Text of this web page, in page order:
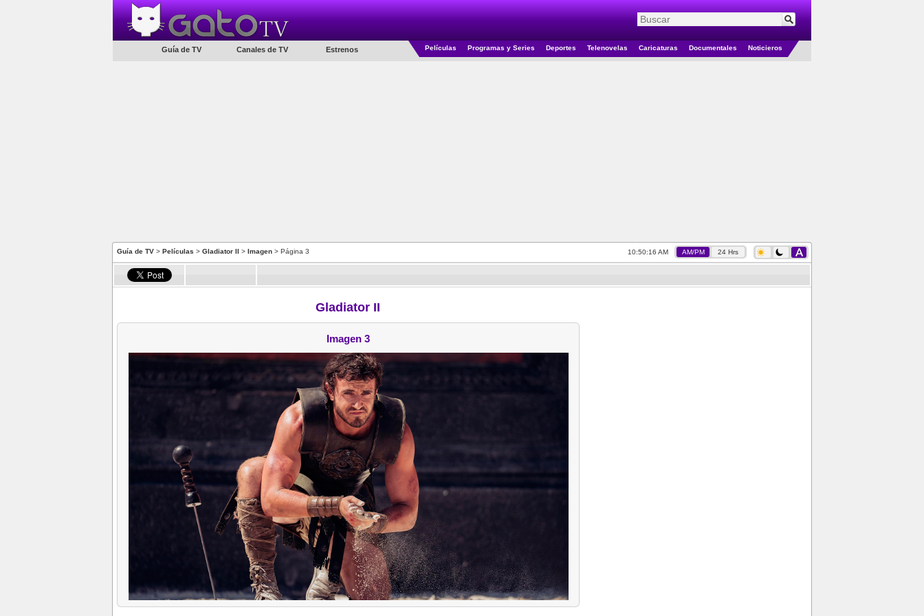
Guía de TV Canales de TV Estrenos Películas Programas y Series Deportes Telenovelas Caricaturas Documentales Noticieros
Guía de TV > Películas > Gladiator II > Imagen > Página 3 10:50:16 AM AM/PM 24 Hrs
Gladiator II
Imagen 3